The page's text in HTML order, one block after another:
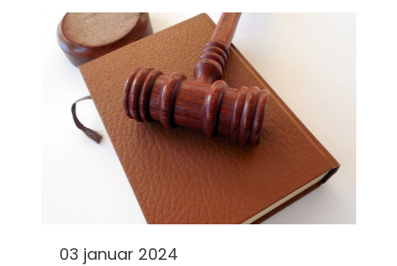
forhandle løn, tackle arbejdsrelaterede j...
03 januar 2024